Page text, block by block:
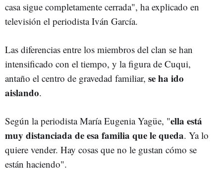
casa sigue completamente cerrada", ha explicado en
televisión el periodista Iván García.
Las diferencias entre los miembros del clan se han
intensificado con el tiempo, y la figura de Cuqui,
antaño el centro de gravedad familiar, se ha ido
aislando.
Según la periodista María Eugenia Yagüe, "ella está
muy distanciada de esa familia que le queda. Ya lo
quiere vender. Hay cosas que no le gustan cómo se
están haciendo".